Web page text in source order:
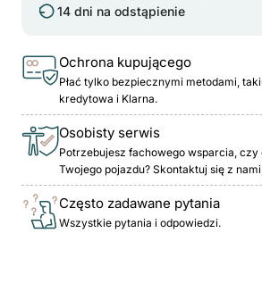
14 dni na odstąpienie
Ochrona kupującego
Płać tylko bezpiecznymi metodami,
kredytowa i Klarna.
Osobisty serwis
Potrzebujesz fachowego wsparcia, czy
Twojego pojazdu? Skontaktuj się z
Często zadawane pytania
Wszystkie pytania i odpowiedzi.